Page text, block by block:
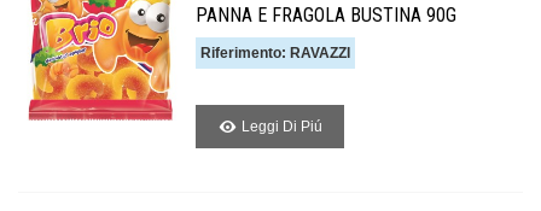
PANNA E FRAGOLA BUSTINA 90G
Riferimento: RAVAZZI
Leggi Di Piú